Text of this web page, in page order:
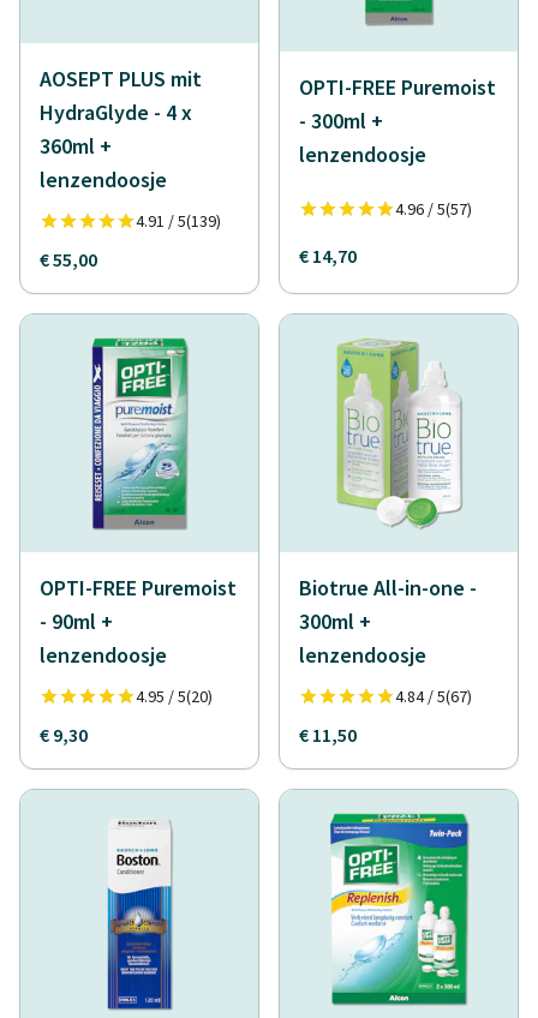
AOSEPT PLUS mit
HydraGlyde - 4 x
360ml +
lenzendoosje
4.91 / 5(139)
€ 55,00
OPTI-FREE Puremoist
- 300ml +
lenzendoosje
4.96 / 5(57)
€ 14,70
OPTI-FREE Puremoist
- 90ml +
lenzendoosje
4.95 / 5(20)
€ 9,30
Biotrue All-in-one -
300ml +
lenzendoosje
4.84 / 5(67)
€ 11,50